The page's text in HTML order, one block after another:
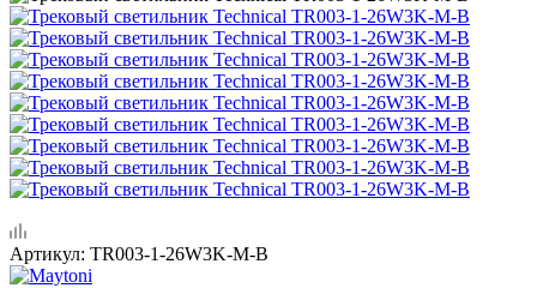
Артикул: TR003-1-26W3K-M-B